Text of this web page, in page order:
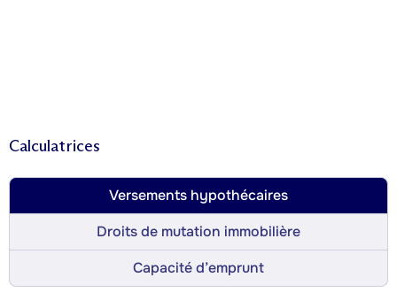
Calculatrices
Versements hypothécaires
Droits de mutation immobilière
Capacité d’emprunt